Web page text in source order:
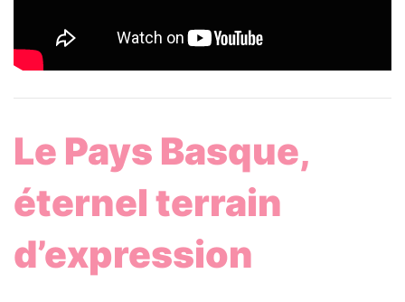
Le Pays Basque,
éternel terrain
d’expression